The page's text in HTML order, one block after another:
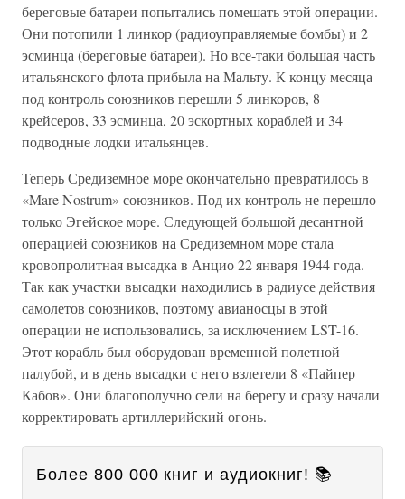
береговые батареи попытались помешать этой операции.
Они потопили 1 линкор (радиоуправляемые бомбы) и 2
эсминца (береговые батареи). Но все-таки большая часть
итальянского флота прибыла на Мальту. К концу месяца
под контроль союзников перешли 5 линкоров, 8
крейсеров, 33 эсминца, 20 эскортных кораблей и 34
подводные лодки итальянцев.
Теперь Средиземное море окончательно превратилось в
«Mare Nostrum» союзников. Под их контроль не перешло
только Эгейское море. Следующей большой десантной
операцией союзников на Средиземном море стала
кровопролитная высадка в Анцио 22 января 1944 года.
Так как участки высадки находились в радиусе действия
самолетов союзников, поэтому авианосцы в этой
операции не использовались, за исключением LST-16.
Этот корабль был оборудован временной полетной
палубой, и в день высадки с него взлетели 8 «Пайпер
Кабов». Они благополучно сели на берегу и сразу начали
корректировать артиллерийский огонь.
Более 800 000 книг и аудиокниг! 📚